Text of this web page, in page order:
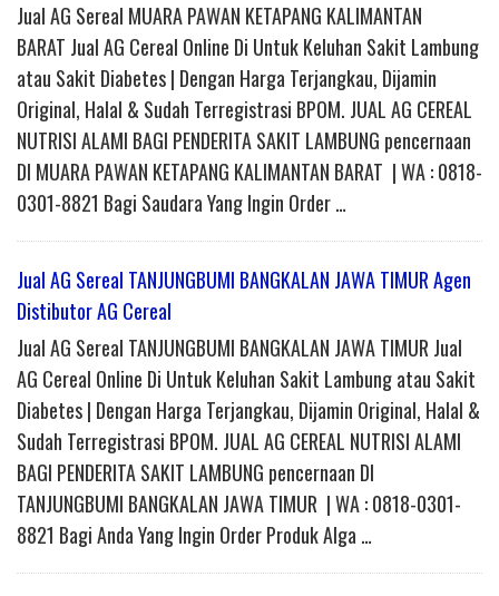
Jual AG Sereal MUARA PAWAN KETAPANG KALIMANTAN
BARAT Jual AG Cereal Online Di Untuk Keluhan Sakit Lambung
atau Sakit Diabetes | Dengan Harga Terjangkau, Dijamin
Original, Halal & Sudah Terregistrasi BPOM. JUAL AG CEREAL
NUTRISI ALAMI BAGI PENDERITA SAKIT LAMBUNG pencernaan
DI MUARA PAWAN KETAPANG KALIMANTAN BARAT | WA : 0818-
0301-8821 Bagi Saudara Yang Ingin Order …
Jual AG Sereal TANJUNGBUMI BANGKALAN JAWA TIMUR Agen
Distibutor AG Cereal
Jual AG Sereal TANJUNGBUMI BANGKALAN JAWA TIMUR Jual
AG Cereal Online Di Untuk Keluhan Sakit Lambung atau Sakit
Diabetes | Dengan Harga Terjangkau, Dijamin Original, Halal &
Sudah Terregistrasi BPOM. JUAL AG CEREAL NUTRISI ALAMI
BAGI PENDERITA SAKIT LAMBUNG pencernaan DI
TANJUNGBUMI BANGKALAN JAWA TIMUR | WA : 0818-0301-
8821 Bagi Anda Yang Ingin Order Produk Alga …